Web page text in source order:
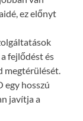
ez előnyt
fejlődést és
megtérülését.
egy hosszú
javítja a